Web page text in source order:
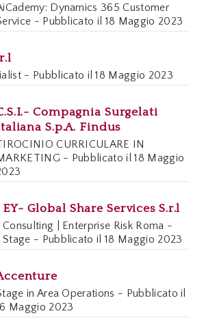
Dynamics 365 Customer
- Pubblicato il 18 Maggio 2023
- Pubblicato il 18 Maggio 2023
Compagnia Surgelati
S.p.A. Findus
CURRICULARE IN
- Pubblicato il 18 Maggio
EY- Global Share Services S.r.l
Consulting | Enterprise Risk Roma -
Stage - Pubblicato il 18 Maggio 2023
in Area Operations - Pubblicato il
Maggio 2023